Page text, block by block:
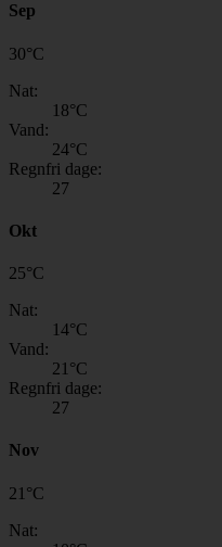
Sep
30°C
Nat:
18°C
Vand:
24°C
Regnfri dage:
27
Okt
25°C
Nat:
14°C
Vand:
21 °C
Regnfri dage:
27
Nov
21 °C
Nat: